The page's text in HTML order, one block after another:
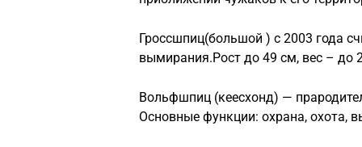
Гроссшпиц(большой ) с 2003 года
вымирания.Рост до 49 см, вес – до
Вольфшпиц (кеесхонд) —
Основные функции: охрана, охота,